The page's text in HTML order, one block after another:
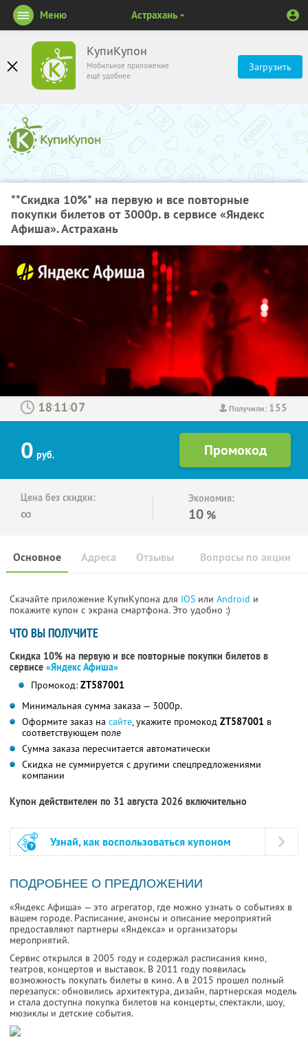
КупиКупон
Мобильное приложение
ещё удобнее
Загрузить
Меню Астрахань
**Скидка 10%* на первую и все повторные
покупки билетов от 3000р. в сервисе «Яндекс
Афиша». Астрахань
Получили: 155
: :
0 руб.
Цена без скидки:
∞
Экономия:
10 %
Основное Отзывы Вопросы по акции
Адреса
Скачайте приложение КупиКупона для IOS или Android и
покажите купон с экрана смартфона. Это удобно :)
ЧТО ВЫ ПОЛУЧИТЕ
Скидка 10% на первую и все повторные покупки билетов в
сервисе «Яндекс Афиша»
Промокод: ZT587001
Минимальная сумма заказа — 3000р.
Оформите заказ на сайте, укажите промокод ZT587001 в
соответствующем поле
Сумма заказа пересчитается автоматически
Скидка не суммируется с другими спецпредложениями
компании
Купон действителен по 31 августа 2026 включительно
Узнай, как воспользоваться купоном
ПОДРОБНЕЕ О ПРЕДЛОЖЕНИИ
«Яндекс Афиша» — это агрегатор, где можно узнать о событиях в
вашем городе. Расписание, анонсы и описание мероприятий
предоставляют партнеры «Яндекса» и организаторы
мероприятий.
Сервис открылся в 2005 году и содержал расписания кино,
театров, концертов и выставок. В 2011 году появилась
возможность покупать билеты в кино. А в 2015 прошел полный
перезапуск: обновились архитектура, дизайн, партнерская модель
и стала доступна покупка билетов на концерты, спектакли, шоу,
мюзиклы и детские события.